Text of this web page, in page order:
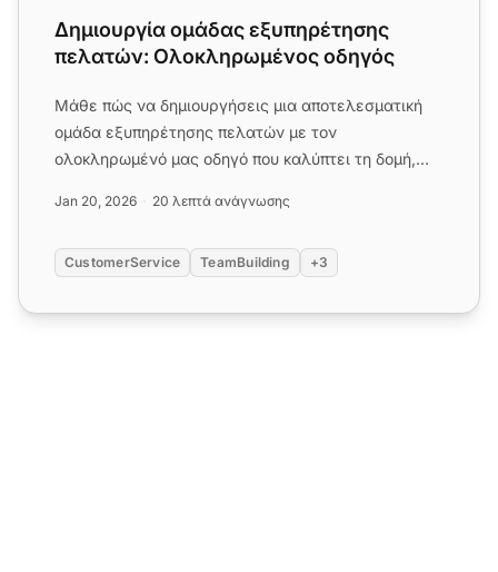
Δημιουργία ομάδας εξυπηρέτησης
πελατών: Ολοκληρωμένος οδηγός
Μάθε πώς να δημιουργήσεις μια αποτελεσματική
ομάδα εξυπηρέτησης πελατών με τον
ολοκληρωμένό μας οδηγό που καλύπτει τη δομή,
Jan 20, 2026 20 λεπτά ανάγνωσης
CustomerService TeamBuilding +3